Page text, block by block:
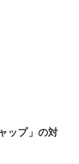
ップ」の対